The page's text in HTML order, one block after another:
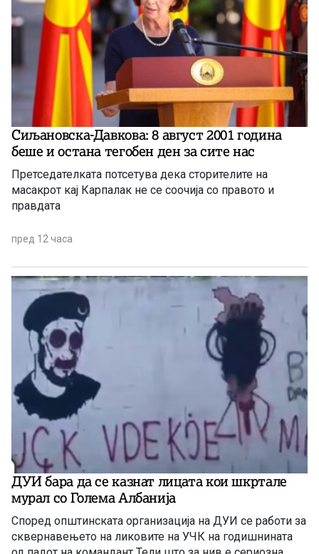
Сиљановска-Давкова: 8 август 2001 година
беше и остана тегобен ден за сите нас
Претседателката потсетува дека сторителите на
масакрот кај Карпалак не се соочија со правото и
правдата
пред 12 часа
ДУИ бара да се казнат лицата кои шкртале
мурал со Голема Албанија
Според општинската организација на ДУИ се работи за
сквернавењето на ликовите на УЧК на годишнината